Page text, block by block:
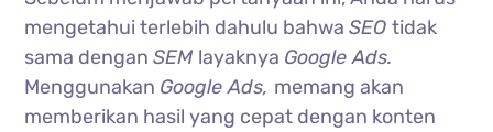
mengetahui terlebih dahulu bahwaSEOtidak
sama denganSEM layaknya Google Ads.
Menggunakan Google Ads, memang akan
memberikan hasil yang cepat dengan konten